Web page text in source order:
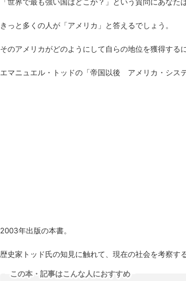
きっと多くの人が「アメリカ」と答えるでしょう。
そのアメリカがどのようにして自らの地位を獲得する
エマニュエル・トッドの「帝国以後 アメリカ・シス
2003年出版の本書。
歴史家トッド氏の知見に触れて、現在の社会を考察す
この本・記事はこんな人におすすめ